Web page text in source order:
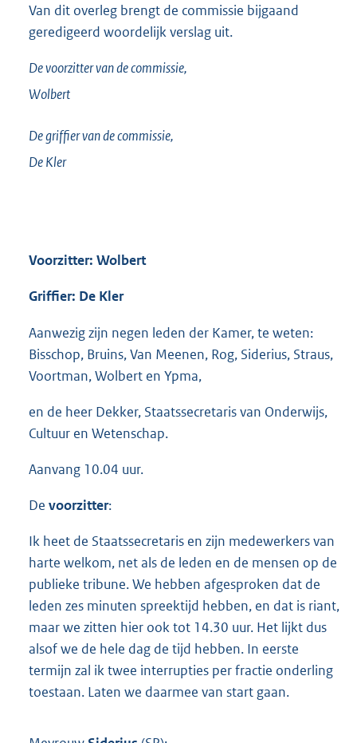
Van dit overleg brengt de commissie bijgaand
geredigeerd woordelijk verslag uit.
De voorzitter van de commissie,
Wolbert
De griffier van de commissie,
De Kler
Voorzitter: Wolbert
Griffier: De Kler
Aanwezig zijn negen leden der Kamer, te weten:
Bisschop, Bruins, Van Meenen, Rog, Siderius, Straus,
Voortman, Wolbert en Ypma,
en de heer Dekker, Staatssecretaris van Onderwijs,
Cultuur en Wetenschap.
Aanvang 10.04 uur.
De voorzitter:
Ik heet de Staatssecretaris en zijn medewerkers van
harte welkom, net als de leden en de mensen op de
publieke tribune. We hebben afgesproken dat de
leden zes minuten spreektijd hebben, en dat is riant,
maar we zitten hier ook tot 14.30 uur. Het lijkt dus
alsof we de hele dag de tijd hebben. In eerste
termijn zal ik twee interrupties per fractie onderling
toestaan. Laten we daarmee van start gaan.